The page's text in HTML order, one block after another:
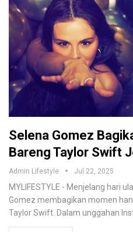
Selena Gomez
Bareng Taylor Swift
Admin Lifestyle Jul 22, 2025
MYLIFESTYLE - Menjelang hari
Gomez membagikan momen
Taylor Swift. Dalam unggahan